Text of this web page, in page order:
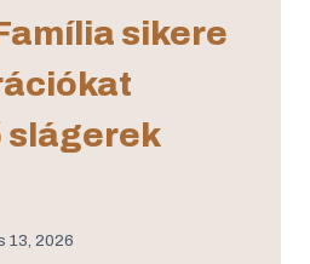
sikere
slágerek
13, 2026